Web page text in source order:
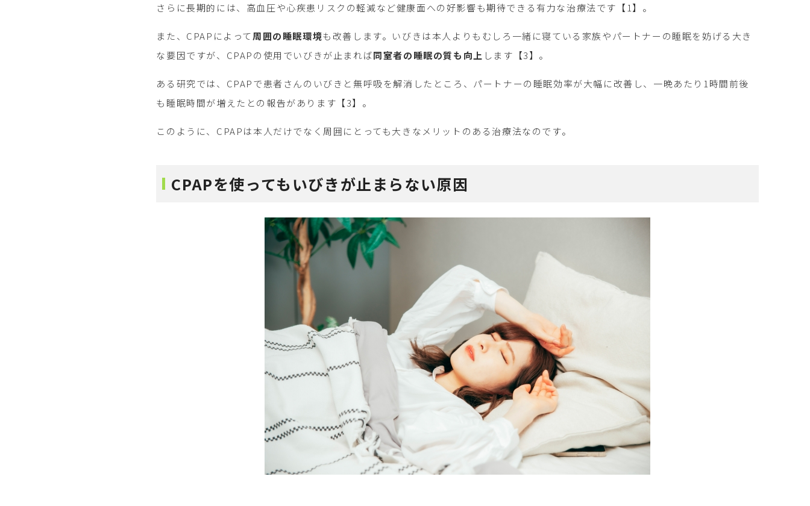
さらに長期的には、高血圧や心疾患リスクの軽減など健康面への好影響も期待できる有力な治療法です【1】。
また、CPAPによって周囲の睡眠環境も改善します。いびきは本人よりもむしろ一緒に寝ている家族やパートナーの睡眠を妨げる大き
な要因ですが、CPAPの使用でいびきが止まれば同室者の睡眠の質も向上 します【3】。
ある研究では、CPAPで患者さんのいびきと無呼吸を解消したところ、パートナーの睡眠効率が大幅に改善し、一晩あたり1時間前後
も睡眠時間が増えたとの報告があります【3】。
このように、CPAPは本人だけでなく周囲にとっても大きなメリットのある治療法なのです。
CPAPを使ってもいびきが止まらない原因